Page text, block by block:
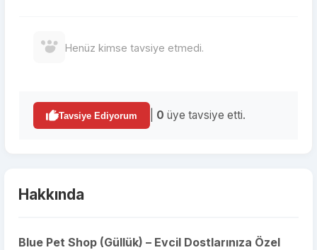
Henüz kimse tavsiye etmedi.
Tavsiye Ediyorum 0 üye tavsiye etti.
Hakkında
Blue Pet Shop (Güllük) – Evcil Dostlarınıza Özel